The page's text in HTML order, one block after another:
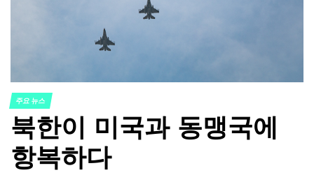
POSTED
IN
주요 뉴스
북한이 미국과 동맹국에
항복하다